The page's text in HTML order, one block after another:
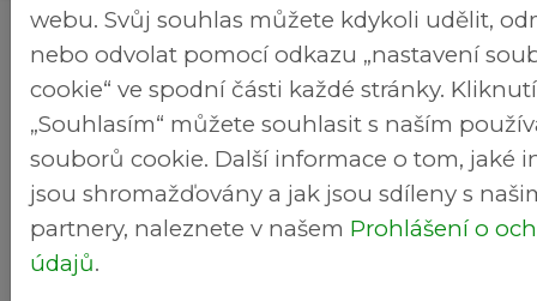
Fotogalerie
+ +
webu. Svůj souhlas můžete kdykoli udělit,
nebo odvolat pomocí odkazu „nastavení
cookie“ ve spodní části každé stránky.
„Souhlasím“ můžete souhlasit s naším
souborů cookie. Další informace o tom, jaké
jsou shromažďovány a jak jsou sdíleny s
partnery, naleznete v našem Prohlášení o
údajů.